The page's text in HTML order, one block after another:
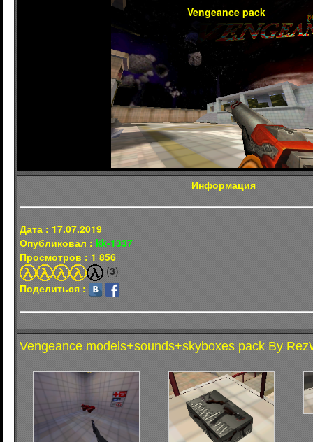
Vengeance pack
Информация
Дата : 17.07.2019
Опубликовал : kk-1337
Просмотров : 1 856
(3)
Поделиться :
Vengeance models+sounds+skyboxes pack By